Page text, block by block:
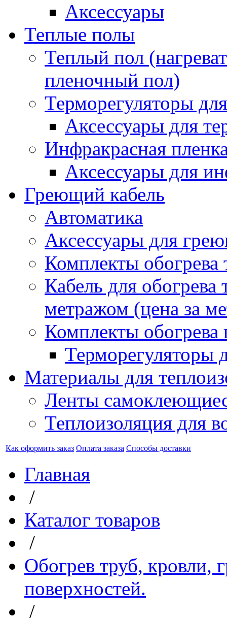
Аксессуары
Теплые полы
Теплый пол
пленочный пол)
Терморегуляторы
Аксессуары для
Инфракрасная
Аксессуары для
Греющий кабель
Автоматика
Аксессуары для
Комплекты обогрева
Кабель для обогрева
метражом (цена за
Комплекты обогрева
Терморегуляторы
Материалы для
Ленты
Теплоизоляция для
Как оформить заказ Оплата заказа Способы доставки
Главная
/
Каталог товаров
/
Обогрев труб, кровли,
поверхностей.
/